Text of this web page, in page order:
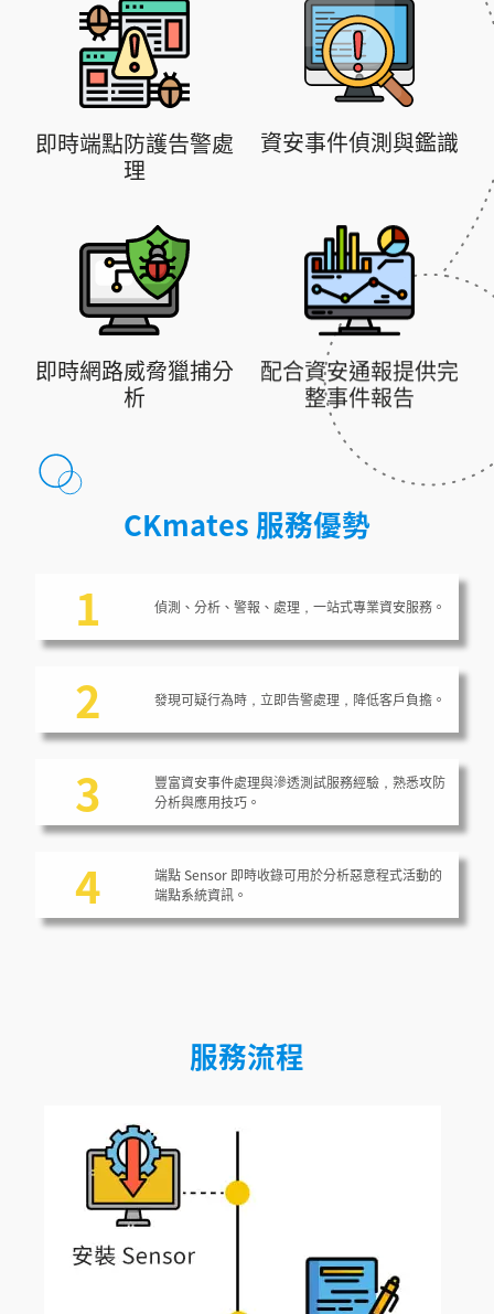
即時端點防護告警處
理
資安事件偵測與鑑識
即時網路威脅獵捕分
析
配合資安通報提供完
整事件報告
CKmates 服務優勢
1 偵測、分析、警報、處理，一站式專業資安服務。
2 發現可疑行為時，立即告警處理，降低客戶負擔。
3
豐富資安事件處理與滲透測試服務經驗，熟悉攻防
分析與應用技巧。
4
端點 Sensor 即時收錄可用於分析惡意程式活動的
端點系統資訊。
服務流程